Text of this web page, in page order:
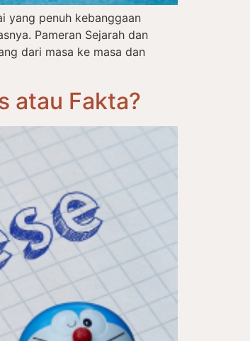
yang penuh kebanggaan
Pameran Sejarah dan
dari masa ke masa dan
atau Fakta?